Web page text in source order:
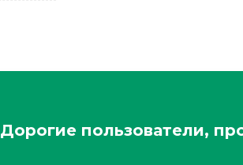
Дорогие пользователи,